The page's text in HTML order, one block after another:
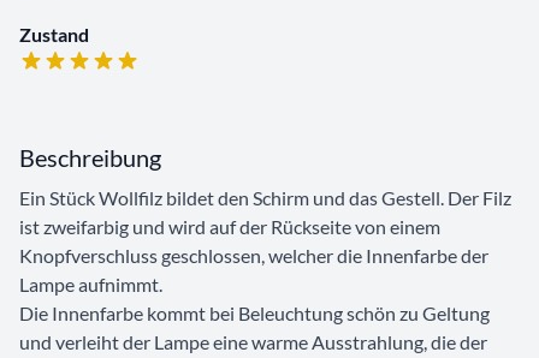
Zustand
Beschreibung
Ein Stück Wollfilz bildet den Schirm und das Gestell. Der Filz
ist zweifarbig und wird auf der Rückseite von einem
Knopfverschluss geschlossen, welcher die Innenfarbe der
Lampe aufnimmt.
Die Innenfarbe kommt bei Beleuchtung schön zu Geltung
und verleiht der Lampe eine warme Ausstrahlung, die der